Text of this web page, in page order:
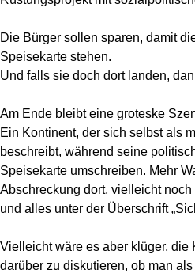
Die Bürger sollen sparen, damit
Speisekarte stehen.
Und falls sie doch dort landen,
Am Ende bleibt eine groteske
Ein Kontinent, der sich selbst als
beschreibt, während seine
Speisekarte umschreiben. Mehr
Abschreckung dort, vielleicht
und alles unter der Überschrift
Vielleicht wäre es aber klüger, die
darüber zu diskutieren, ob man